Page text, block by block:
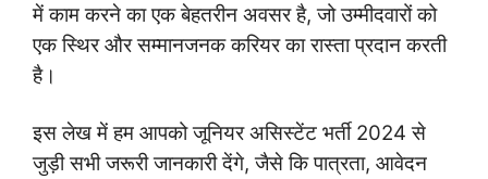
में काम करने का एक बेहतरीन अवसर है, जो उम्मीदवारों को
एक स्थिर और सम्मानजनक करियर का रास्ता प्रदान करती
है।
इस लेख में हम आपको जूनियर असिस्टेंट भर्ती 2024 से
जुड़ी सभी जरूरी जानकारी देंगे, जैसे कि पात्रता, आवेदन